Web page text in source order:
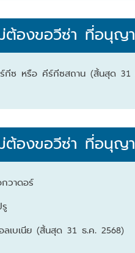
ต้องขอวีซ่า ที่อนุญ
กีซ หรือ คีร์กีซสถาน (สิ้นสุด 31
ต้องขอวีซ่า ที่อนุญ
กวาดอร์
รู
ลเบเนีย (สิ้นสุด 31 ธ.ค. 2568)